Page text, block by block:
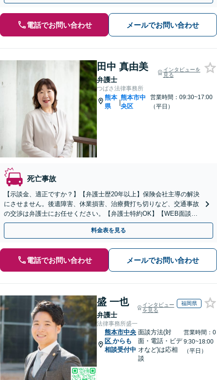
電話でお問い合わせ メールでお問い合わせ
田中 真由美
弁護士
インタビューを
見る
つばさ法律事務所
熊本
県
|
熊本市中
央区
営業時間：09:30~17:00
（平日）
死亡事故
【示談金、適正ですか？】【弁護士歴20年以上】保険会社主導の解決
にさせません。後遺障害、休業損害、治療費打ち切りなど、交通事故
の交渉は弁護士にお任せください。【弁護士特約OK】【WEB面談
可】
料金表を見る
電話でお問い合わせ メールでお問い合わせ
盛 一也
弁護士
インタビュー
を見る
福岡県
法律事務所盛一
熊本市中央
区 からも
相談受付中
面談方法(対
面・電話・ビデ
オなど)は応相
談
営業時間：0
9:30~18:00
（平日）